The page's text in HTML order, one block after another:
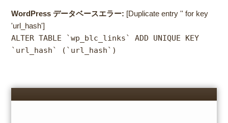
WordPress データベースエラー: [Duplicate entry '' for key
'url_hash']
ALTER TABLE `wp_blc_links` ADD UNIQUE KEY
`url_hash` (`url_hash`)
Menu